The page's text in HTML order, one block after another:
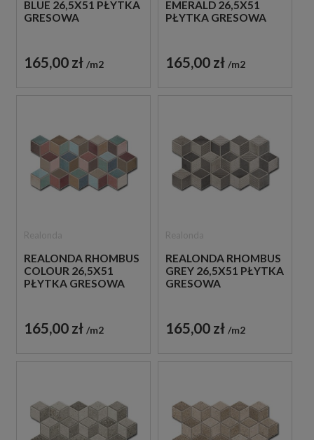
BLUE 26,5X51 PŁYTKA
GRESOWA
165,00 zł m2
EMERALD 26,5X51
PŁYTKA GRESOWA
165,00 zł m2
REALONDA RHOMBUS
COLOUR 26,5X51
PŁYTKA GRESOWA
165,00 zł m2
REALONDA RHOMBUS
GREY 26,5X51 PŁYTKA
GRESOWA
165,00 zł m2